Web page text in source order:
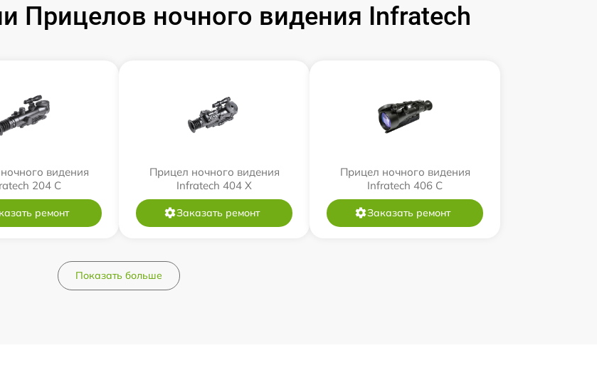
Прицелов ночного видения Infratech
видения
204 С
ремонт
Прицел ночного видения
Infratech 404 Х
Заказать ремонт
Прицел ночного видения
Infratech 406 С
Заказать ремонт
Показать больше